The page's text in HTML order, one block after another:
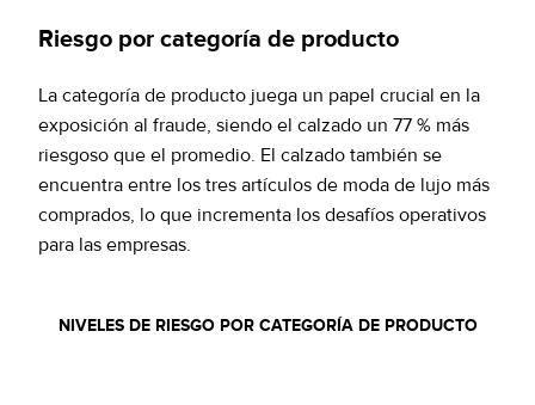
Riesgo por categoría de producto
La categoría de producto juega un papel crucial en la
exposición al fraude, siendo el calzado un 77 % más
riesgoso que el promedio. El calzado también se
encuentra entre los tres artículos de moda de lujo más
comprados, lo que incrementa los desafíos operativos
para las empresas.
NIVELES DE RIESGO POR CATEGORÍA DE PRODUCTO